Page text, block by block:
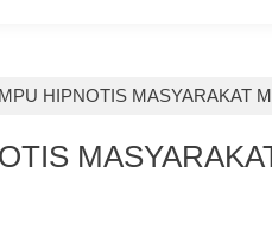
HIPNOTIS MASYARAKAT